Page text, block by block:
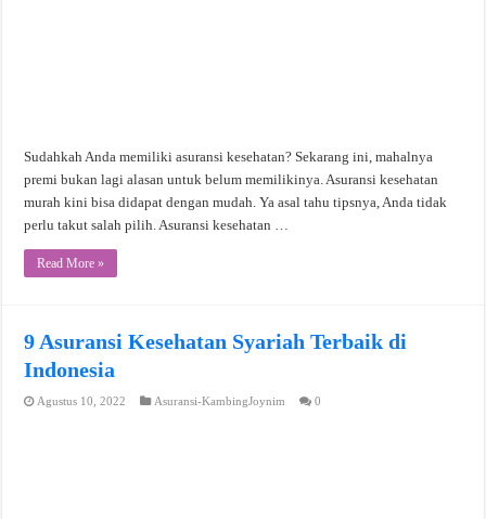
Sudahkah Anda memiliki asuransi kesehatan? Sekarang ini, mahalnya
premi bukan lagi alasan untuk belum memilikinya. Asuransi kesehatan
murah kini bisa didapat dengan mudah. Ya asal tahu tipsnya, Anda tidak
perlu takut salah pilih. Asuransi kesehatan …
Read More »
9 Asuransi Kesehatan Syariah Terbaik di
Indonesia
Agustus 10, 2022 Asuransi-KambingJoynim 0